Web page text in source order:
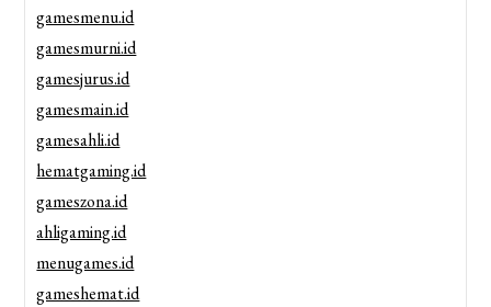
gamesmenu.id
gamesmurni.id
gamesjurus.id
gamesmain.id
gamesahli.id
hematgaming.id
gameszona.id
ahligaming.id
menugames.id
gameshemat.id